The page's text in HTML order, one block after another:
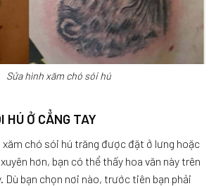
Sửa hình xăm chó sói hú
HÚ Ở CẲNG TAY
chó sói hú trăng được đặt ở lưng hoặc
hơn, bạn có thể thấy hoa văn này trên
Dù bạn chọn nơi nào, trước tiên bạn phải